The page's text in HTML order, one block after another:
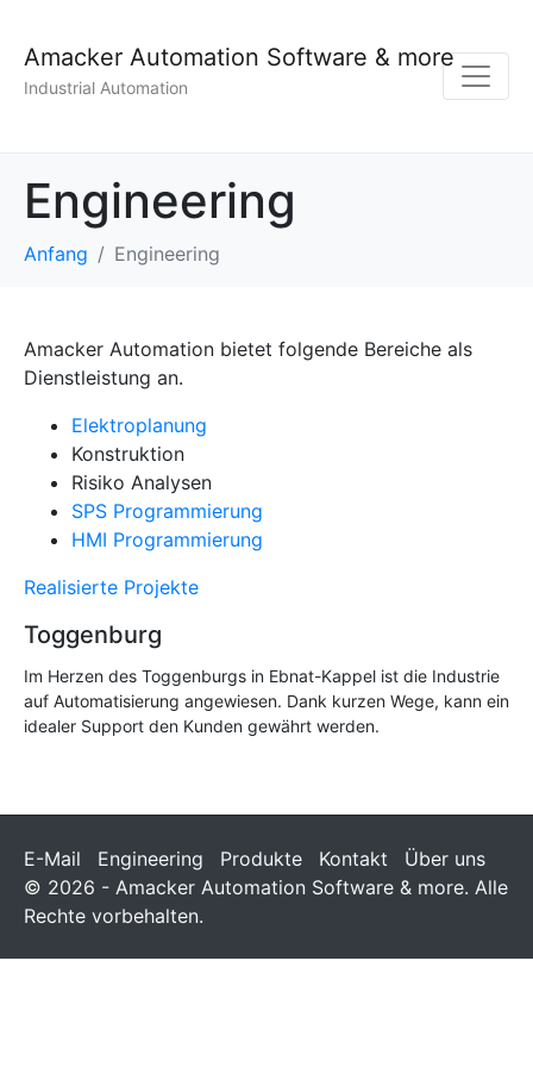
Amacker Automation Software & more
Industrial Automation
Engineering
Anfang Engineering
Amacker Automation bietet folgende Bereiche als
Dienstleistung an.
Elektroplanung
Konstruktion
Risiko Analysen
SPS Programmierung
HMI Programmierung
Realisierte Projekte
Toggenburg
Im Herzen des Toggenburgs in Ebnat-Kappel ist die Industrie
auf Automatisierung angewiesen. Dank kurzen Wege, kann ein
idealer Support den Kunden gewährt werden.
E-Mail Engineering Produkte Kontakt
Über uns
© 2026 - Amacker Automation Software & more. Alle
Rechte vorbehalten.